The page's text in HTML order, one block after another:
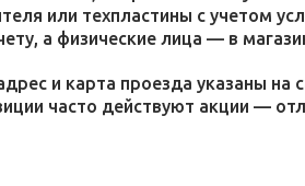
или техпластины с учетом
а физические лица — в
и карта проезда указаны
часто действуют акции —